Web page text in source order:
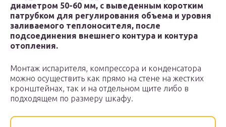
диаметром 50-60 мм, с выведенным коротким
патрубком для регулирования объема и уровня
заливаемого теплоносителя, после
подсоединения внешнего контура и контура
отопления.
Монтаж испарителя, компрессора и конденсатора
можно осуществить как прямо на стене на жестких
кронштейнах, так и на отдельном щите либо в
подходящем по размеру шкафу.